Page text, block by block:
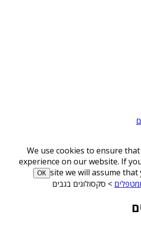
We use cookies to ensure
experience on our website. If
site we will assume
ОК
> סקסולוגים בגבים